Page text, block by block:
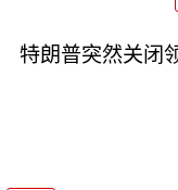
特朗普突然关闭